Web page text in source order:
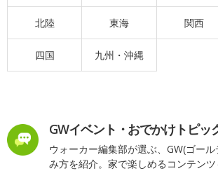
北陸 東海 関西
四国 九州・沖縄
GWイベント・おでかけトピッ
ウォーカー編集部が選ぶ、GW(ゴー
み方を紹介。家で楽しめるコンテンツ